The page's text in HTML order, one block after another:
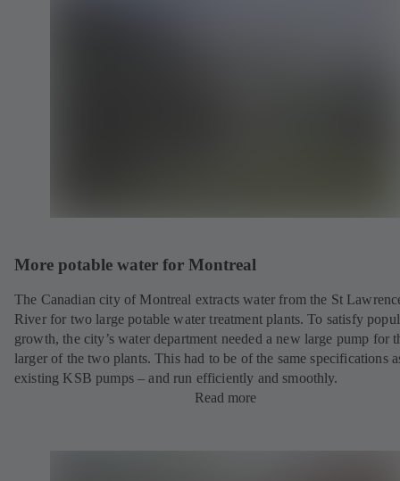
More potable water for Montreal
The Canadian city of Montreal extracts water from the St
River for two large potable water treatment plants. To satisfy
growth, the city’s water department needed a new large pump for
larger of the two plants. This had to be of the same specifications
existing KSB pumps – and run efficiently and smoothly.
Read more